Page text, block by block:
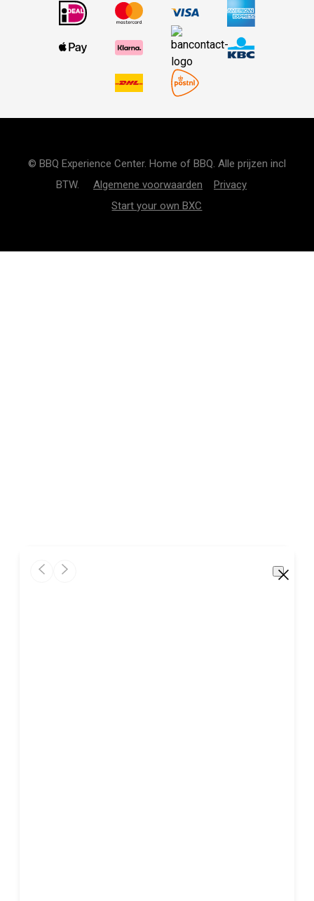
© BBQ Experience Center. Home of BBQ. Alle prijzen incl
BTW. Algemene voorwaarden
Privacy
Start your own BXC